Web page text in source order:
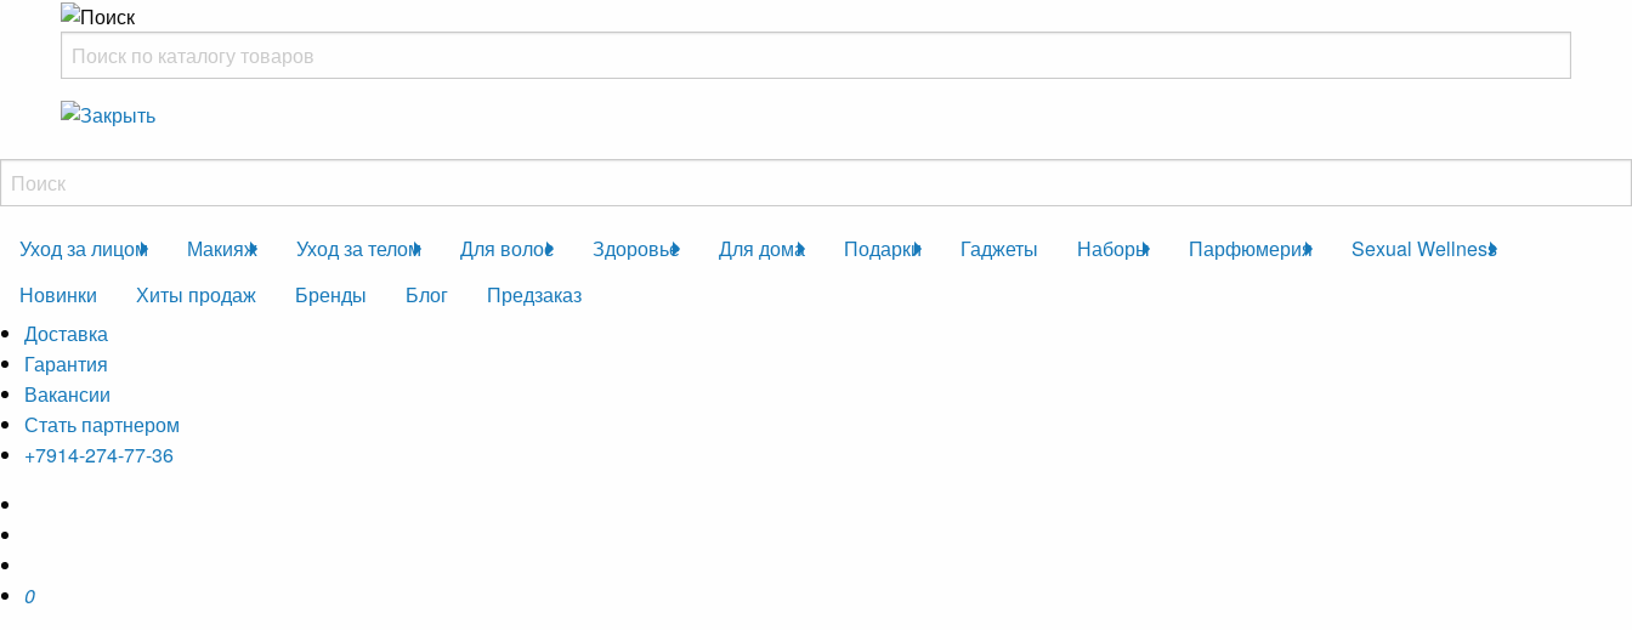
Уход за лицом Макияж Уход за телом Для волос Здоровье Для дома Подарки Гаджеты Наборы Парфюмерия
Sexual Wellness
Новинки
Хиты продаж Бренды Блог
Предзаказ
Доставка
Гарантия
Вакансии
Стать партнером
+7914-274-77-36
0